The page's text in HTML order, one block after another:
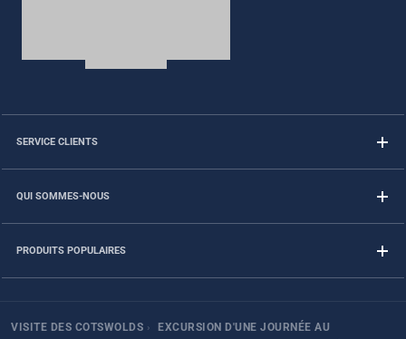
SERVICE CLIENTS
QUI SOMMES-NOUS
PRODUITS POPULAIRES
VISITE DES COTSWOLDS ›
EXCURSION D'UNE JOURNÉE AU